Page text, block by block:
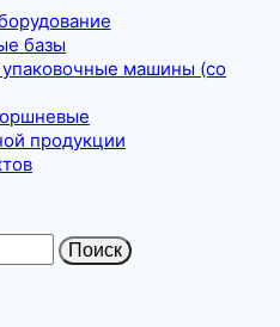
базы
машины (со
продукции
Поиск